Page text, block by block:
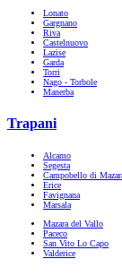
Lonato
Gargnano
Riva
Castelnuovo
Lazise
Garda
Torri
Nago - Torbole
Manerba
Trapani
Alcamo
Segesta
Campobello di
Erice
Favignana
Marsala
Mazara del Vallo
Paceco
San Vito Lo Capo
Valderice